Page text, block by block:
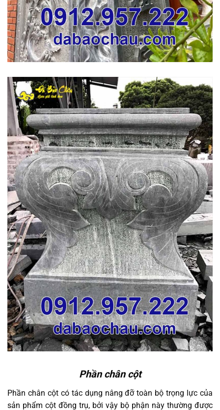
Phần chân cột
Phần chân cột có tác dụng nâng đỡ toàn bộ trọng lực của
sản phẩm cột đồng trụ, bởi vậy bộ phận này thường được